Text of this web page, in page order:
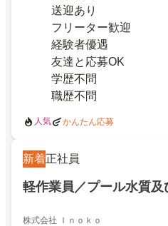
送迎あり
フリーター歓迎
経験者優遇
友達と応募OK
学歴不問
職歴不問
人気 かんたん応募
新着正社員
軽作業員／プール水質
株式会社 Ｉｎｏｋｏ